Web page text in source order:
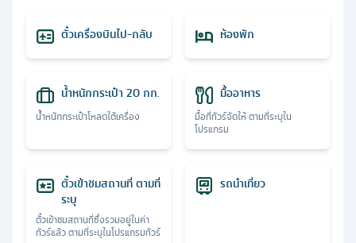
ตั๋วเครื่องบินไป-กลับ ห้องพัก
น้ำหนักกระเป๋า 20 กก.
น้ำหนักกระเป๋าโหลดใต้เครื่อง
มื้ออาหาร
มื้อที่ทัวร์จัดให้ ตามที่ระบุใน
โปรแกรม
ตั๋วเข้าชมสถานที่ ตามที่
ระบุ
ตั๋วเข้าชมสถานที่ซึ่งรวมอยู่ในค่า
ทัวร์แล้ว ตามที่ระบุในโปรแกรมทัวร์
รถนำเที่ยว